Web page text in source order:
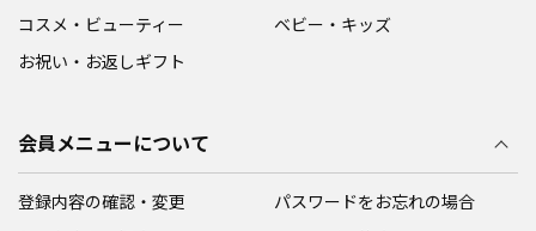
コスメ・ビューティー
ベビー・キッズ
お祝い・お返しギフト
会員メニューについて
登録内容の確認・変更
パスワードをお忘れの場合